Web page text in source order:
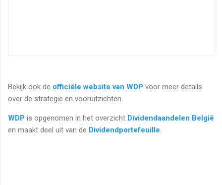
Bekijk ook de officiële website van WDP voor meer details
over de strategie en vooruitzichten.
WDP is opgenomen in het overzicht Dividendaandelen België
en maakt deel uit van de Dividendportefeuille